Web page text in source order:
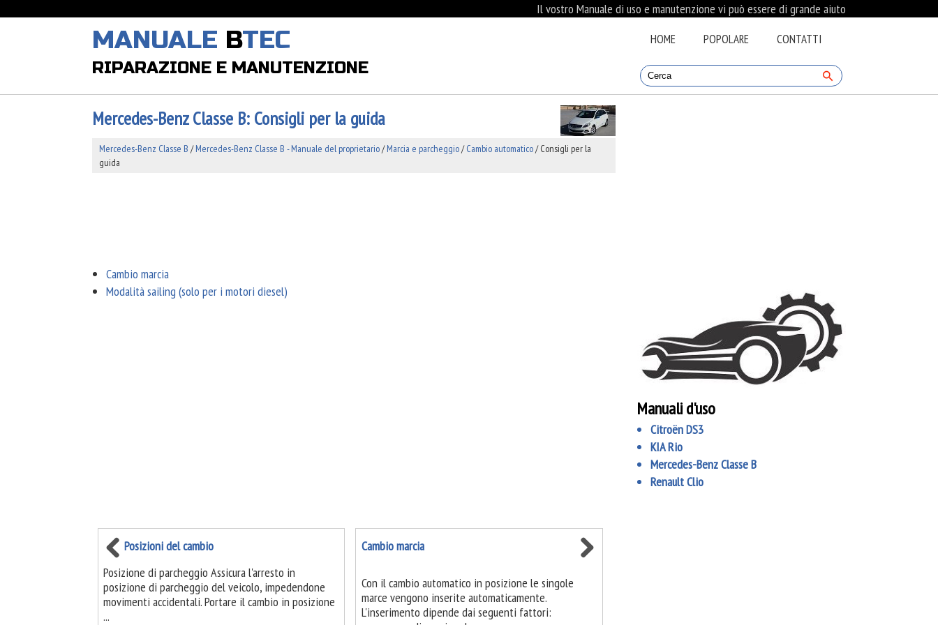
Il vostro Manuale di uso e manutenzione vi può essere di grande aiuto
MANUALE BTEC
RIPARAZIONE E MANUTENZIONE
HOME POPOLARE CONTATTI
Mercedes-Benz Classe B: Consigli per la guida
Mercedes-Benz Classe B /Mercedes-Benz Classe B - Manuale del proprietario/Marcia e parcheggio/Cambio automatico/ Consigli per la
guida
Cambio marcia
Modalità sailing (solo per i motori diesel)
Posizioni del cambio
Posizione di parcheggio Assicura l'arresto in
posizione di parcheggio del veicolo, impedendone
movimenti accidentali. Portare il cambio in posizione
...
Cambio marcia
Con il cambio automatico in posizione le singole
marce vengono inserite automaticamente.
L'inserimento dipende dai seguenti fattori:
Manuali d'uso
Citroën DS3
KIA Rio
Mercedes-Benz Classe B
Renault Clio